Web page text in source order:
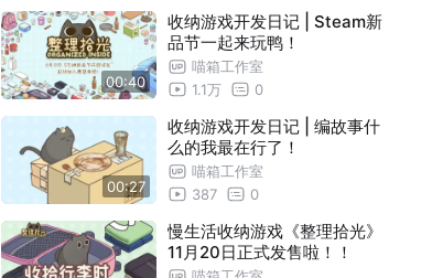
00:40
收纳游戏开发日记 | Steam新
品节一起来玩鸭！
喵箱工作室
1.1万
0
00:27
收纳游戏开发日记 | 编故事什
么的我最在行了！
喵箱工作室
387
0
慢生活收纳游戏《整理拾光》
11月20日正式发售啦！！